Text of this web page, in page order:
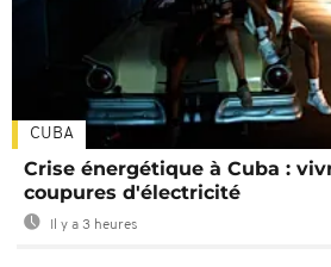
CUBA
Crise énergétique à Cuba :
coupures d'électricité
Il y a 3 heures